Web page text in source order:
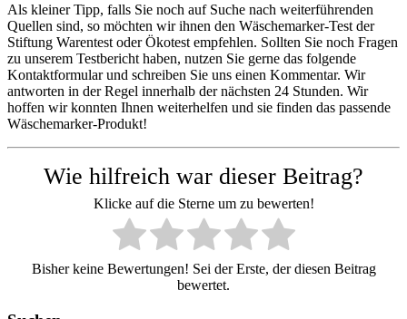
Als kleiner Tipp, falls Sie noch auf Suche nach weiterführenden
Quellen sind, so möchten wir ihnen den Wäschemarker-Test der
Stiftung Warentest oder Ökotest empfehlen. Sollten Sie noch Fragen
zu unserem Testbericht haben, nutzen Sie gerne das folgende
Kontaktformular und schreiben Sie uns einen Kommentar. Wir
antworten in der Regel innerhalb der nächsten 24 Stunden. Wir
hoffen wir konnten Ihnen weiterhelfen und sie finden das passende
Wäschemarker-Produkt!
Wie hilfreich war dieser Beitrag?
Klicke auf die Sterne um zu bewerten!
Bisher keine Bewertungen! Sei der Erste, der diesen Beitrag
bewertet.